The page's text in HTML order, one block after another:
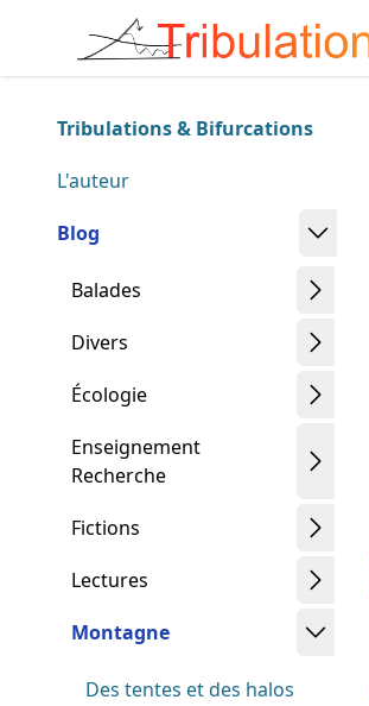
article
content
Made with MyST
Tribulations & Bifurcations
L'auteur
Blog
Balades
Divers
Écologie
Enseignement
Recherche
Fictions
Lectures
Montagne
Des tentes et des halos